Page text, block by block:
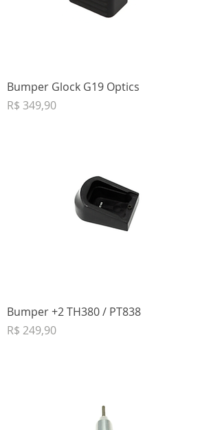
Bumper Glock G19 Optics
Preço
R$ 349,90
Bumper +2 TH380 / PT838
Preço
R$ 249,90